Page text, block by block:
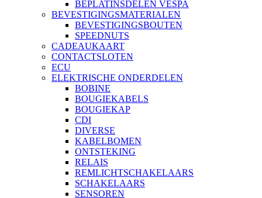
BEPLATINSDELEN VESPA
BEVESTIGINGSMATERIALEN
BEVESTIGINGSBOUTEN
SPEEDNUTS
CADEAUKAART
CONTACTSLOTEN
ECU
ELEKTRISCHE ONDERDELEN
BOBINE
BOUGIEKABELS
BOUGIEKAP
CDI
DIVERSE
KABELBOMEN
ONTSTEKING
RELAIS
REMLICHTSCHAKELAARS
SCHAKELAARS
SENSOREN